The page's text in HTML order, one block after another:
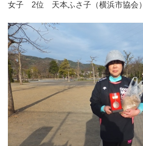
女子 2位 天本ふさ子（横浜市協会）